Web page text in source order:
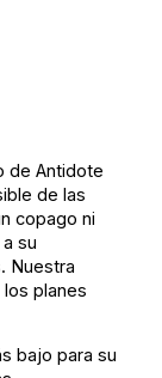
de Antidote
de las
copago ni
su
Nuestra
planes
bajo para su